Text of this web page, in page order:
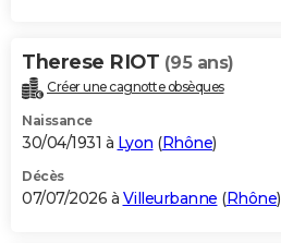
Carte de Noël
Carte Bonne année
Carte Saint-Valentin
Carte Pâques
Carte d'anniversaire
DICTIONNAIRE
Dictionnaire
Biographies
Citations
Expressions
Proverbes
PROGRAMME TV
S'inscrire
Se connecter
Lycées
Collèges
Primaires
Universités
Entreprises
Service militaire
Avis de recherche
AVIS DE DÉCÈS
Therese RIOT (95 ans)
Créer une cagnotte obsèques
Naissance
30/04/1931 à Lyon (Rhône)
Décès
07/07/2026 à Villeurbanne (Rhône)